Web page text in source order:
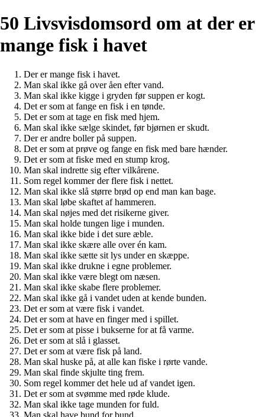
50 Livsvisdomsord om at der er
mange fisk i havet
Der er mange fisk i havet.
Man skal ikke gå over åen efter vand.
Man skal ikke kigge i gryden før suppen er kogt.
Det er som at fange en fisk i en tønde.
Det er som at tage en fisk med hjem.
Man skal ikke sælge skindet, før bjørnen er skudt.
Der er andre boller på suppen.
Det er som at prøve og fange en fisk med bare hænder.
Det er som at fiske med en stump krog.
Man skal indrette sig efter vilkårene.
Som regel kommer der flere fisk i nettet.
Man skal ikke slå større brød op end man kan bage.
Man skal løbe skaftet af hammeren.
Man skal nøjes med det risikerne giver.
Man skal holde tungen lige i munden.
Man skal ikke bide i det sure æble.
Man skal ikke skære alle over én kam.
Man skal ikke sætte sit lys under en skæppe.
Man skal ikke drukne i egne problemer.
Man skal ikke være blegt om næsen.
Man skal ikke skabe flere problemer.
Man skal ikke gå i vandet uden at kende bunden.
Det er som at være fisk i vandet.
Det er som at have en finger med i spillet.
Det er som at pisse i bukserne for at få varme.
Det er som at slå i glasset.
Det er som at være fisk på land.
Man skal huske på, at alle kan fiske i rørte vande.
Man skal finde skjulte ting frem.
Som regel kommer det hele ud af vandet igen.
Det er som at svømme med røde klude.
Man skal ikke tage munden for fuld.
Man skal have bund for bund.